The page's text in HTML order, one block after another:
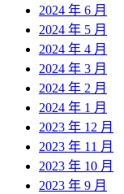
2024 年 6 月
2024 年 5 月
2024 年 4 月
2024 年 3 月
2024 年 2 月
2024 年 1 月
2023 年 12 月
2023 年 11 月
2023 年 10 月
2023 年 9 月